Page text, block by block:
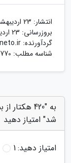
انتشار: 23 اردیبهشت 1400
بروزرسانی: 23 اردیبهشت 1400
گردآورنده:
شناسه مطلب: 1770
به "420
شد" امتیاز دهید
امتیاز دهید:1